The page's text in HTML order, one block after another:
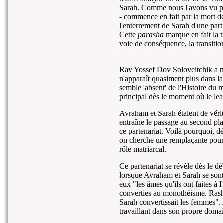
Sarah. Comme nous l'avons vu
- commence en fait par la mort
l'enterrement de Sarah d'une
Cette parasha marque en fait la
voie de conséquence, la
Rav Yossef Dov Soloveitchik a
n'apparaît quasiment plus dans
semble 'absent' de l'Histoire du
principal dès le moment où le
Avraham et Sarah étaient de
entraîne le passage au second
ce partenariat. Voilà pourquoi,
on cherche une remplaçante
rôle matriarcal.
Ce partenariat se révèle dès le
lorsque Avraham et Sarah se
eux "les âmes qu'ils ont faites à
converties au monothéisme.
Sarah convertissait les
travaillant dans son propre